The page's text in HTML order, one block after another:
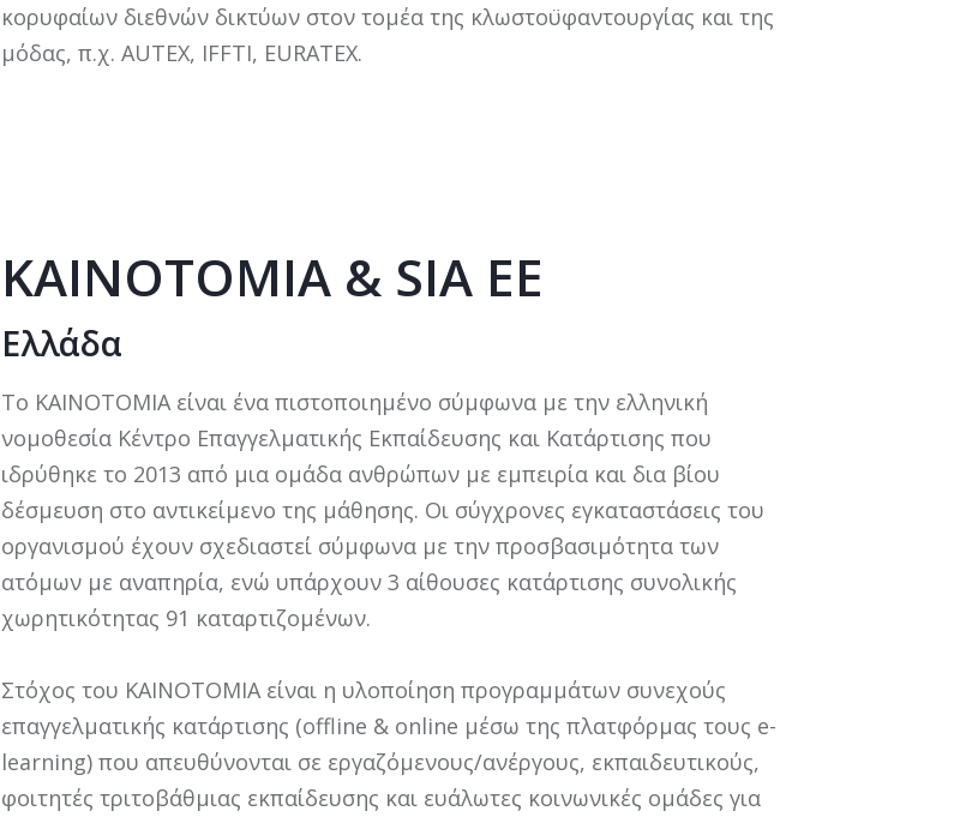
κορυφαίων διεθνών δικτύων στον τομέα της κλωστοϋφαντουργίας και της
μόδας, π.χ. AUTEX, IFFTI, EURATEX.
KAINOTOMIA & SIA EE
Ελλάδα
Το KAINOTOMIA είναι ένα πιστοποιημένο σύμφωνα με την ελληνική
νομοθεσία Κέντρο Επαγγελματικής Εκπαίδευσης και Κατάρτισης που
ιδρύθηκε το 2013 από μια ομάδα ανθρώπων με εμπειρία και δια βίου
δέσμευση στο αντικείμενο της μάθησης. Οι σύγχρονες εγκαταστάσεις του
οργανισμού έχουν σχεδιαστεί σύμφωνα με την προσβασιμότητα των
ατόμων με αναπηρία, ενώ υπάρχουν 3 αίθουσες κατάρτισης συνολικής
χωρητικότητας 91 καταρτιζομένων.
Στόχος του KAINOTOMIA είναι η υλοποίηση προγραμμάτων συνεχούς
επαγγελματικής κατάρτισης (offline & online μέσω της πλατφόρμας τους e-
learning) που απευθύνονται σε εργαζόμενους/ανέργους, εκπαιδευτικούς,
φοιτητές τριτοβάθμιας εκπαίδευσης και ευάλωτες κοινωνικές ομάδες για